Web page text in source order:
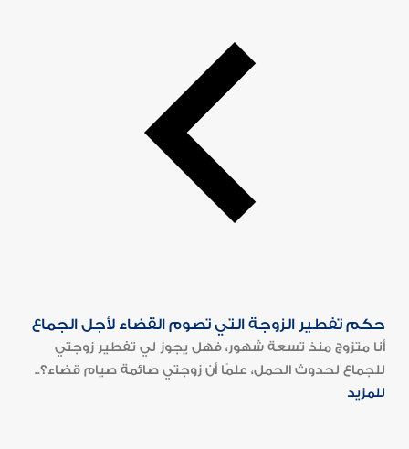
حكم تفطير الزوجة التي تصوم القضاء لأجل الجماع
أنا متزوج منذ تسعة شهور، فهل يجوز لي تفطير زوجتي
للجماع لحدوث الحمل، علمًا أن زوجتي صائمة صيام قضاء؟..
للمزيد